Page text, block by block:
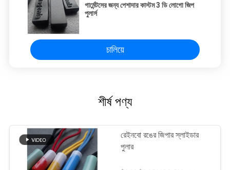
গার্মেন্টসের জন্য পেশাদার কাস্টম 3 ডি লোগো জিপ
পুলার্স
চালিয়ে
শীর্ষ পণ্য
রেইনবো রঙের জিপার স্লাইডার
পুলার